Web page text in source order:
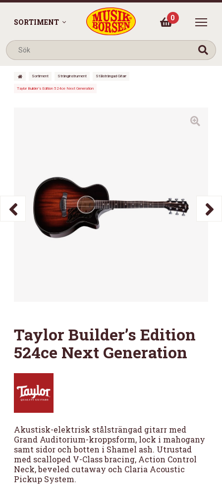
SORTIMENT 0
Sortiment Stränginstrument Stålsträngad Gitarr
Taylor Builder’s Edition 524ce Next Generation
Taylor Builder’s Edition
524ce Next Generation
Akustisk-elektrisk stålsträngad gitarr med
Grand Auditorium-kroppsform, lock i mahogany
samt sidor och botten i Shamel ash. Utrustad
med scalloped V-Class bracing, Action Control
Neck, beveled cutaway och Claria Acoustic
Pickup System.